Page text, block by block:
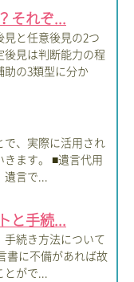
それぞ...
と任意後見の2つ
見は判断能力の程
助の3類型に分か
で、実際に活用され
ます。 ■遺言代用
言で...
と手続...
続き方法について
書に不備があれば故
がで...